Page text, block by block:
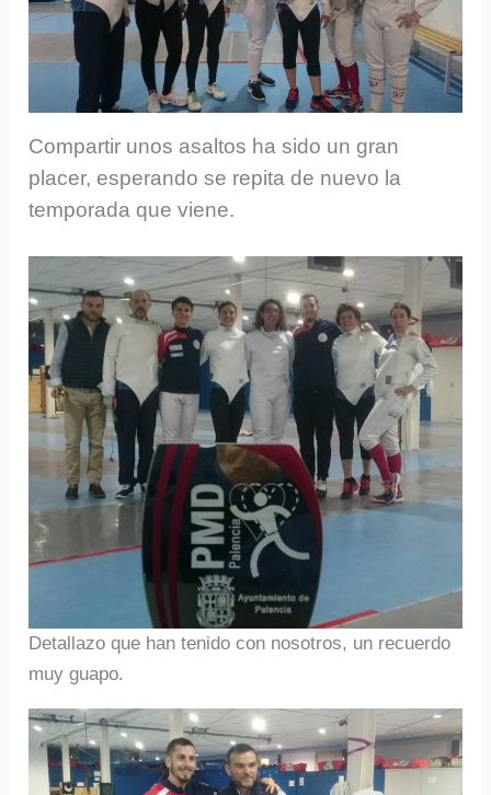
Compartir unos asaltos ha sido un gran
placer, esperando se repita de nuevo la
temporada que viene.
Detallazo que han tenido con nosotros, un recuerdo
muy guapo.